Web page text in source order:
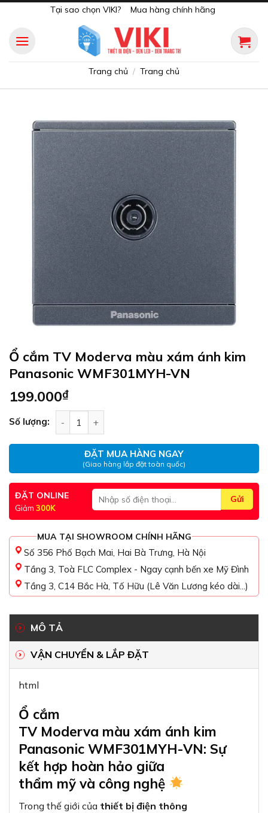
content
Tại sao chọn VIKI? Mua hàng chính hãng
Trang chủ / Trang chủ
Ổ cắm TV Moderva màu xám ánh kim
Panasonic WMF301MYH-VN
199.000₫
Số lượng:
ĐẶT MUA HÀNG NGAY
(Giao hàng lắp đặt toàn quốc)
ĐẶT ONLINE
Giảm 300K
MUA TẠI SHOWROOM CHÍNH HÃNG
Số 356 Phố Bạch Mai, Hai Bà Trưng, Hà Nội
Tầng 3, Toà FLC Complex - Ngay cạnh bến xe Mỹ Đình
Tầng 3, C14 Bắc Hà, Tố Hữu (Lê Văn Lương kéo dài...)
MÔ TẢ
VẬN CHUYỂN & LẮP ĐẶT
html
Ổ cắm
TV Moderva màu xám ánh kim
Panasonic WMF301MYH-VN: Sự
kết hợp hoàn hảo giữa
thẩm mỹ và công nghệ
Trong thế giới của thiết bị điện thông